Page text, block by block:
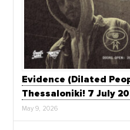
Evidence (Dilated
Thessaloniki! 7 July
May 9, 2026